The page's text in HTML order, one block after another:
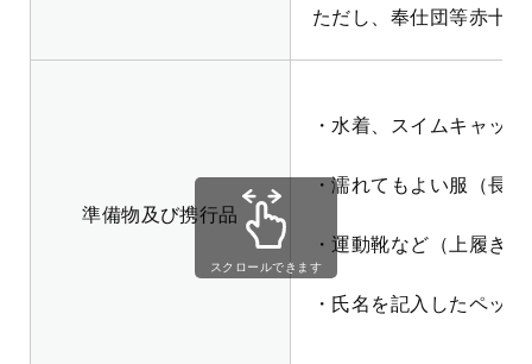
ただし、奉仕団等赤十
準備物及び携行品
・水着、スイムキャッ
・濡れてもよい服（長
・運動靴など（上履き
・氏名を記入したペッ
スクロールできます